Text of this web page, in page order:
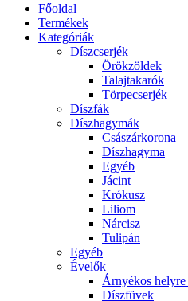
Főoldal
Termékek
Kategóriák
Díszcserjék
Örökzöldek
Talajtakarók
Törpecserjék
Díszfák
Díszhagymák
Császárkorona
Díszhagyma
Egyéb
Jácint
Krókusz
Liliom
Nárcisz
Tulipán
Egyéb
Évelők
Árnyékos
Díszfüvek